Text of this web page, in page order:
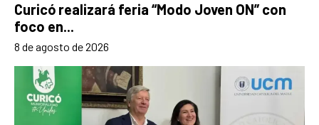
Curicó realizará feria “Modo Joven ON” con
foco en...
8 de agosto de 2026